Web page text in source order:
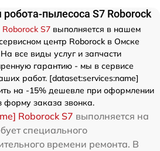
пылесоса S7 Roborock
S7 выполняется в нашем
центр Roborock в Омске
все виды услуг и запчасти
гарантию - мы в сервисе
работ. [dataset:services:name]
на -15% дешевле при оформлении
форму заказа звонка.
Roborock S7 выполняется на
специального
времени ремонта. В